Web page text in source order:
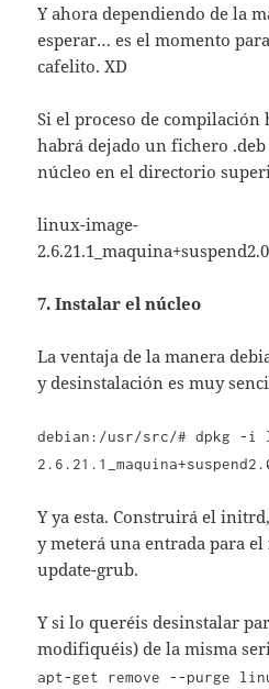
Y ahora dependiendo de la
esperar… es el momento
cafelito. XD
Si el proceso de
habrá dejado un fichero
núcleo en el directorio
linux-image-
7. Instalar el núcleo
La ventaja de la manera
y desinstalación es muy
debian:/usr/src/# dpkg -i
Y ya esta. Construirá el
y meterá una entrada para
update-grub.
Y si lo queréis desinstalar
modifiquéis) de la misma
apt-get remove --purge